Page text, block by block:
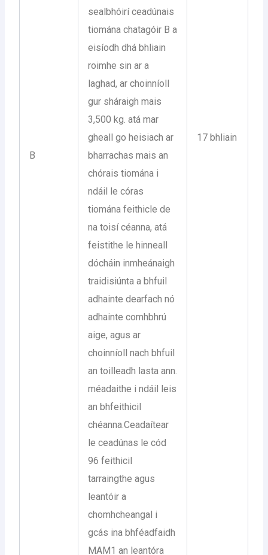
B
sealbhóirí ceadúnais
tiomána chatagóir B a
eisíodh dhá bhliain
roimhe sin ar a
laghad, ar choinníoll
gur sháraigh mais
3,500 kg. atá mar
gheall go heisiach ar
bharrachas mais an
chórais tiomána i
ndáil le córas
tiomána feithicle de
na toisí céanna, atá
feistithe le hinneall
dócháin inmheánaigh
traidisiúnta a bhfuil
adhainte dearfach nó
adhainte comhbhrú
aige, agus ar
choinníoll nach bhfuil
an toilleadh lasta ann.
méadaithe i ndáil leis
an bhfeithicil
chéanna.Ceadaítear
le ceadúnas le cód
96 feithicil
tarraingthe agus
leantóir a
chomhcheangal i
gcás ina bhféadfaidh
MAM1 an leantóra
17 bhliain